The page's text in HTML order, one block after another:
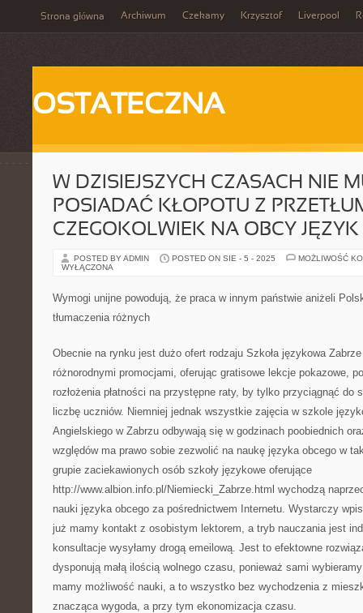
Strona główna Archiwum Czekamy Krzysztof Liverpool
OSTATECZNA
W DZISIEJSZYCH CZASACH NIE
POSIADAĆ KŁOPOTU Z
CZEGOKOLWIEK NA OBCY JĘZYK
POSTED BY ADMIN POSTED ON SIE - 5 - 2025
MOŻLIWOŚĆ
WYŁĄCZONA
Wymogi unijne powodują, że praca w innym państwie aniżeli
tłumaczenia różnych
Obecnie na rynku jest dużo ofert rodzaju Szkoła językowa
różnorodnymi promocjami, oferując gratisowe lekcje pokazowe,
rozłożenia płatności na przystępne raty, by tylko przyciągnąć do
liczbę uczniów. Niemniej jednak wszystkie zajęcia w szkole
Angielskiego w Zabrzu odbywają się w godzinach poobiednich
względów ma prawo sobie zezwolić na naukę języka obcego w
grupie zaciekawionych osób szkoły językowe oferujące
http://www.albion.info.pl/Niemiecki_Zabrze.html wychodzą
nauki języka obcego za pośrednictwem Internetu. Wystarczy
już mamy kontakt z osobistym lektorem, a tryb nauczania jest
konsultacje wysyłamy drogą emeilową. Jest to efektowne
dysponują małą ilością wolnego czasu, ponieważ sami
mamy możliwość nauki, a to wszystko bez wychodzenia z
znacząca wygoda, a przy tym ekonomizacja czasu.